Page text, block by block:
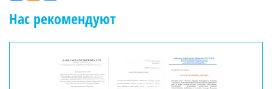
Нас рекомендуют